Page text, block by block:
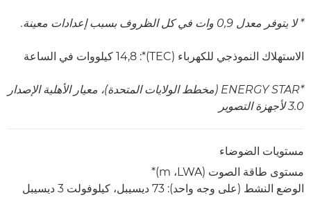
* لا يتوفر معدل 0,9 وات في كل الظروف بسبب إعدادات معينة.
الاستهلاك النموذجي للكهرباء (TEC)*:‏ 14,8 كيلووات في الساعة
*ENERGY STAR (مخطط الولايات المتحدة)، معيار الأهلية الإصدار
3.0 لأجهزة التصوير
مستويات الضوضاء
مستوى طاقة الصوت (LWA،‏ m)*
الوضع النشط (على وجه واحد): 73 ديسيبل، كيلوفولت 3 ديسيبل